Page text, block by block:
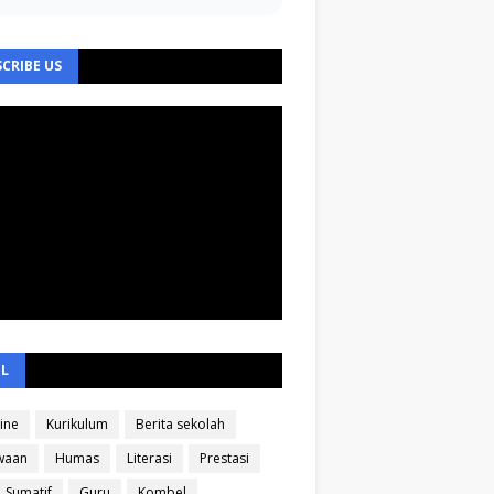
US
Kurikulum
Berita sekolah
Humas Literasi
Prestasi